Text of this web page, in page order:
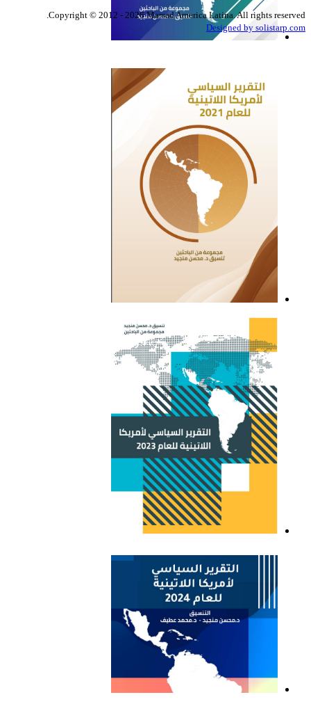
التقرير السياسي لأمريكا
اللاتينية للعام 2023
Copyright © 2012 - 2026 Marsad America Latina. All rights reserved.
Designed by solistarp.com